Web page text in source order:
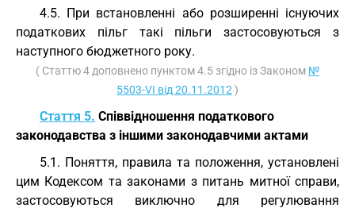
4.5. При встановленні або розширенні існуючих
податкових пільг такі пільги застосовуються з
наступного бюджетного року.
( Статтю 4 доповнено пунктом 4.5 згідно із Законом №
5503-VI від 20.11.2012 )
Стаття 5. Співвідношення податкового
законодавства з іншими законодавчими актами
5.1. Поняття, правила та положення, установлені
цим Кодексом та законами з питань митної справи,
застосовуються виключно для регулювання